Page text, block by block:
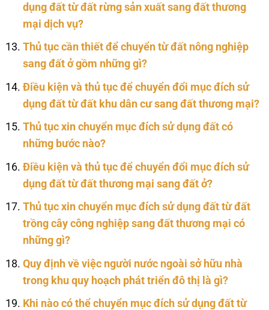
dụng đất từ đất rừng sản xuất sang đất thương
mại dịch vụ?
Thủ tục cần thiết để chuyển từ đất nông nghiệp
sang đất ở gồm những gì?
Điều kiện và thủ tục để chuyển đổi mục đích sử
dụng đất từ đất khu dân cư sang đất thương mại?
Thủ tục xin chuyển mục đích sử dụng đất có
những bước nào?
Điều kiện và thủ tục để chuyển đổi mục đích sử
dụng đất từ đất thương mại sang đất ở?
Thủ tục xin chuyển mục đích sử dụng đất từ đất
trồng cây công nghiệp sang đất thương mại có
những gì?
Quy định về việc người nước ngoài sở hữu nhà
trong khu quy hoạch phát triển đô thị là gì?
Khi nào có thể chuyển mục đích sử dụng đất từ